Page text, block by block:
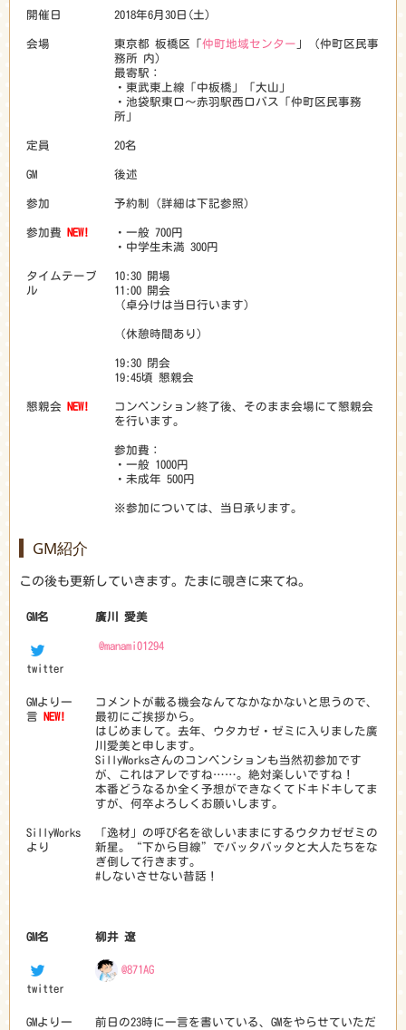
開催日 2018年6月30日(土)
会場 東京都 板橋区「 仲町地域センター 」（仲町区民事
務所 内）
最寄駅：
・東武東上線「中板橋」「大山」
・池袋駅東口～赤羽駅西口バス「仲町区民事務
所」
定員 20名
GM 後述
参加 予約制（詳細は下記参照）
参加費 NEW!
・一般 700円
・中学生未満 300円
タイムテーブ
ル
10:30 開場
11:00 開会
（卓分けは当日行います）
（休憩時間あり）
19:30 閉会
19:45頃 懇親会
懇親会 NEW!
コンベンション終了後、そのまま会場にて懇親会
を行います。
参加費：
・一般 1000円
・未成年 500円
※参加については、当日承ります。
GM紹介
この後も更新していきます。たまに覗きに来てね。
GM名 廣川 愛美
twitter
@manami01294
GMより一
言 NEW!
コメントが載る機会なんてなかなかないと思うので、
最初にご挨拶から。
はじめまして。去年、ウタカゼ・ゼミに入りました廣
川愛美と申します。
SillyWorksさんのコンベンションも当然初参加です
が、これはアレですね……。絶対楽しいですね！
本番どうなるか全く予想ができなくてドキドキしてま
すが、何卒よろしくお願いします。
SillyWorks
より
「逸材」の呼び名を欲しいままにするウタカゼゼミの
新星。“下から目線”でバッタバッタと大人たちをな
ぎ倒して行きます。
#しないさせない昔話！
GM名 柳井 遼
twitter
@871AG
GMより一
前日の23時に一言を書いている、GMをやらせていただ